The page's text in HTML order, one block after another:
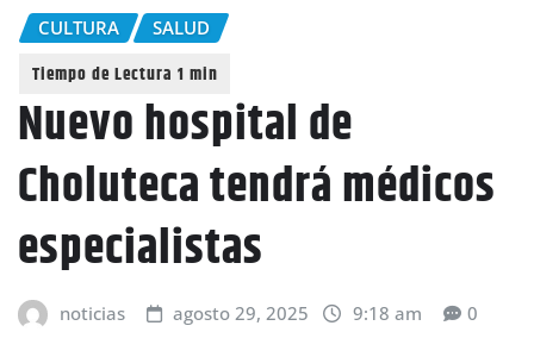
CULTURA SALUD
Nuevo hospital de
Choluteca tendrá médicos
especialistas
noticias agosto 29, 2025 9:18 am 0